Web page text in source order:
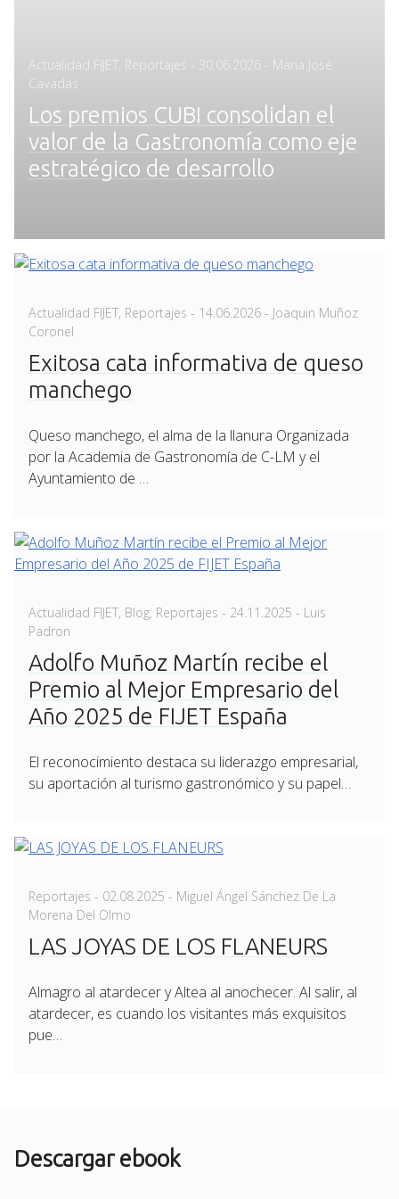
Actualidad FIJET Reportajes - Posted
30.06.2026 - Maria José
Cavadas
Los premios CUBI consolidan el
valor de la Gastronomía como eje
estratégico de desarrollo
Actualidad FIJET, Reportajes - Posted
14.06.2026 - Joaquin Muñoz
Coronel
Exitosa cata informativa de queso
manchego
Queso manchego, el alma de la llanura Organizada
por la Academia de Gastronomía de C-LM y el
Ayuntamiento de …
Actualidad FIJET, Blog, Reportajes - Posted
24.11.2025 - Luis
Padron
Adolfo Muñoz Martín recibe el
Premio al Mejor Empresario del
Año 2025 de FIJET España
El reconocimiento destaca su liderazgo empresarial,
su aportación al turismo gastronómico y su papel…
Reportajes - Posted
on
02.08.2025 - Miguel Ángel Sánchez De La
Morena Del Olmo
LAS JOYAS DE LOS FLANEURS
Almagro al atardecer y Altea al anochecer. Al salir, al
atardecer, es cuando los visitantes más exquisitos
pue…
Descargar ebook